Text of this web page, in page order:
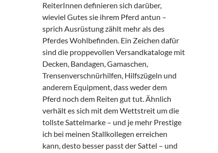
ReiterInnen definieren sich darüber,
wieviel Gutes sie ihrem Pferd antun –
sprich Ausrüstung zählt mehr als des
Pferdes Wohlbefinden. Ein Zeichen dafür
sind die proppevollen Versandkataloge mit
Decken, Bandagen, Gamaschen,
Trensenverschnürhilfen, Hilfszügeln und
anderem Equipment, dass weder dem
Pferd noch dem Reiten gut tut. Ähnlich
verhält es sich mit dem Wettstreit um die
tollste Sattelmarke – und je mehr Prestige
ich bei meinen Stallkollegen erreichen
kann, desto besser passt der Sattel – und